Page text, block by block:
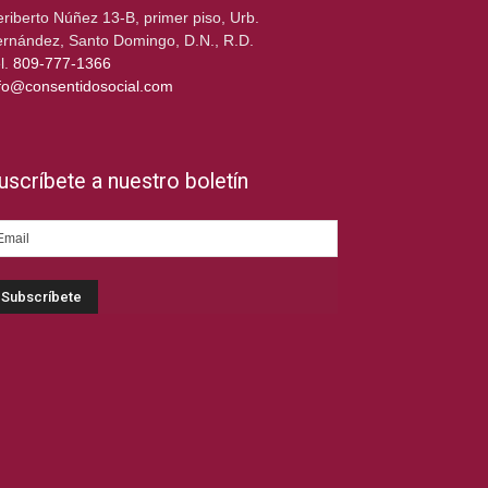
Núñez 13-B, primer piso, Urb.
Santo Domingo, D.N., R.D.
809-777-1366
a nuestro boletín